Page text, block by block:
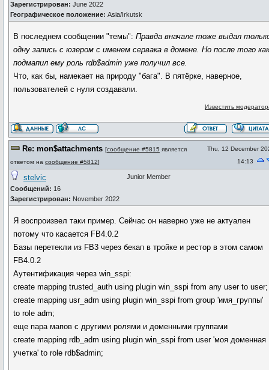
Зарегистрирован: June 2022
Географическое положение: Asia/Irkutsk
В последнем сообщении "темы":Правда вначале тоже выдал
одну запись с юзером с именем сервака в домене. Но после того
подмапил ему роль rdb$admin уже получил все.
Что, как бы, намекает на природу "бага". В пятёрке, наверное,
пользователей с нуля создавали.
Известить
Re: mon$attachments [сообщение #5815 является
ответом на сообщение #5812]
Thu, 12 December
14:13
stelvic
Сообщений: 16
Зарегистрирован: November 2022
Junior Member
Я воспроизвел таки пример. Сейчас он наверно уже не актуален
потому что касается FB4.0.2
Базы перетекли из FB3 через бекап в тройке и рестор в этом самом
FB4.0.2
Аутентификация через win_sspi:
create mapping trusted_auth using plugin win_sspi from any user to user;
create mapping usr_adm using plugin win_sspi from group 'имя_группы'
to role adm;
еще пара мапов с другими ролями и доменными группами
create mapping rdb_adm using plugin win_sspi from user 'моя доменная
учетка' to role rdb$admin;